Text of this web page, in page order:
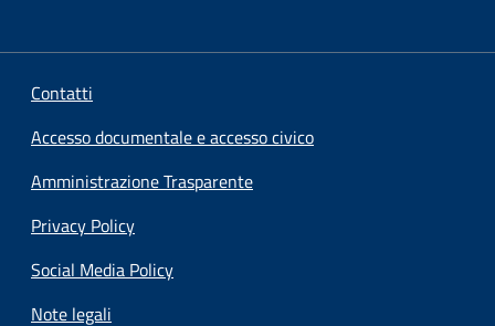
Contatti
Accesso documentale e accesso civico
Amministrazione Trasparente
Privacy Policy
Social Media Policy
Note legali